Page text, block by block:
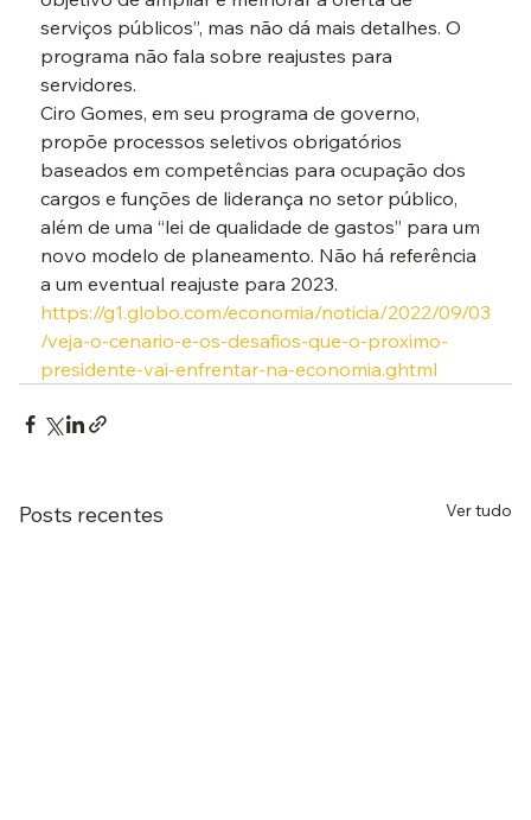
serviços públicos”, mas não dá mais detalhes. O
programa não fala sobre reajustes para
servidores.
Ciro Gomes, em seu programa de governo,
propõe processos seletivos obrigatórios
baseados em competências para ocupação dos
cargos e funções de liderança no setor público,
além de uma “lei de qualidade de gastos” para um
novo modelo de planeamento. Não há referência
a um eventual reajuste para 2023.
https://g1.globo.com/economia/noticia/2022/09/03
/veja-o-cenario-e-os-desafios-que-o-proximo-
presidente-vai-enfrentar-na-economia.ghtml
Posts recentes Ver tudo